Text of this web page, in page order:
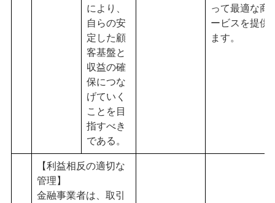
により、
自らの安
定した顧
客基盤と
収益の確
保につな
げていく
ことを目
指すべき
である。
って最適な商
ービスを提供
ます。
【利益相反の適切な
管理】
金融事業者は、取引